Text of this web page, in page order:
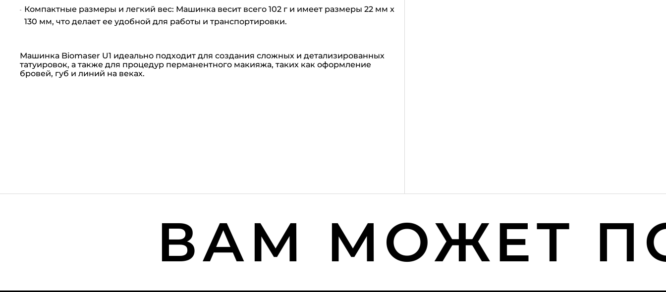
Компактные размеры и легкий вес: Машинка весит всего 102 г и имеет размеры 22 мм x
130 мм, что делает ее удобной для работы и транспортировки.
Машинка Biomaser U1 идеально подходит для создания сложных и детализированных
татуировок, а также для процедур перманентного макияжа, таких как оформление
бровей, губ и линий на веках.
ВАМ МОЖЕТ